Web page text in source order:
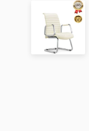
Tỉnh/Thành phố
Thời gian giao
Số 345 –
– Hotline:0942 90
Showroom mở